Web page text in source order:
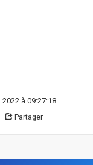
à 09:27:18
Partager